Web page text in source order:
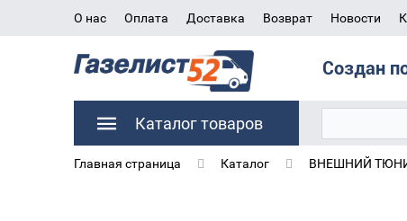
О нас Оплата Доставка Возврат Новости
Создан
Каталог товаров
Главная страница Каталог ВНЕШНИЙ